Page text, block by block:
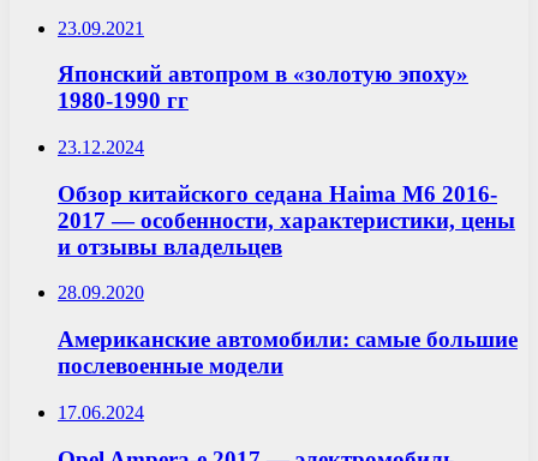
23.09.2021
Японский автопром в «золотую эпоху»
1980-1990 гг
23.12.2024
Обзор китайского седана Haima M6 2016-
2017 — особенности, характеристики, цены
и отзывы владельцев
28.09.2020
Американские автомобили: самые большие
послевоенные модели
17.06.2024